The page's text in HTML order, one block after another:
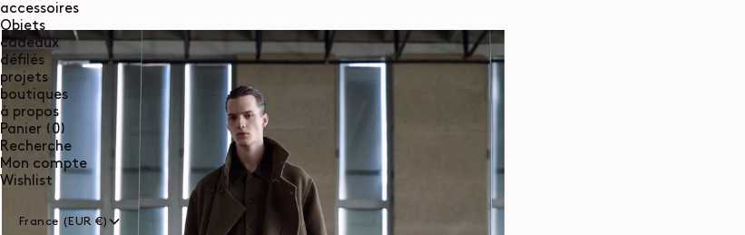
accessoires
Objets
cadeaux
défilés
projets
boutiques
à propos
Panier (0)
article
Recherche
Mon compte
Wishlist
France (EUR €)